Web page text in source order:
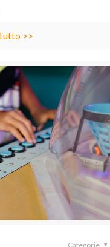
>>
Categorie